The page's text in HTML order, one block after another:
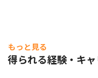
もっと見る
得られる経験・キ